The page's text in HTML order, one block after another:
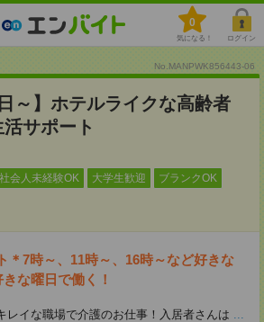
0
気になる！ ログイン
No.MANPWK856443-06
～】ホテルライクな高齢者
サポート
社会人未経験OK 大学生歓迎 ブランクOK
＊7時～、11時～、16時～など好きな
な曜日で働く！
レイな職場で介護のお仕事！入居者さんは ...